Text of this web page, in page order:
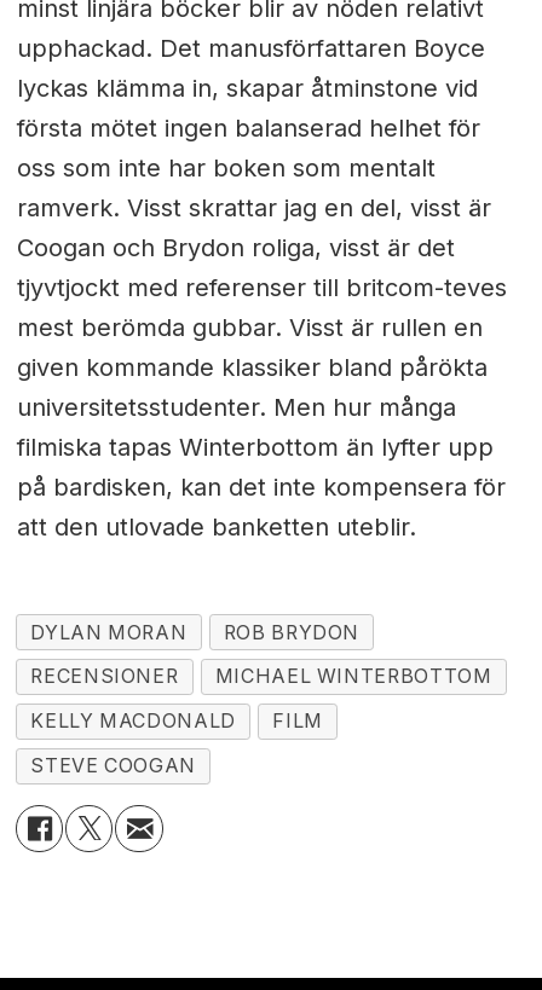
minst linjära böcker blir av nöden relativt
upphackad. Det manusförfattaren Boyce
lyckas klämma in, skapar åtminstone vid
första mötet ingen balanserad helhet för
oss som inte har boken som mentalt
ramverk. Visst skrattar jag en del, visst är
Coogan och Brydon roliga, visst är det
tjyvtjockt med referenser till britcom-teves
mest berömda gubbar. Visst är rullen en
given kommande klassiker bland pårökta
universitetsstudenter. Men hur många
filmiska tapas Winterbottom än lyfter upp
på bardisken, kan det inte kompensera för
att den utlovade banketten uteblir.
DYLAN MORAN
ROB BRYDON
RECENSIONER
MICHAEL WINTERBOTTOM
KELLY MACDONALD
FILM
STEVE COOGAN